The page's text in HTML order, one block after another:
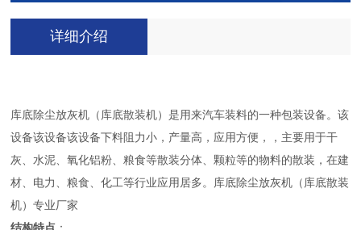
详细介绍
库底除尘放灰机（库底散装机）是用来汽车装料的一种包装设备。该
设备该设备该设备下料阻力小，产量高，应用方便，，主要用于干
灰、水泥、氧化铝粉、粮食等散装分体、颗粒等的物料的散装，在建
材、电力、粮食、化工等行业应用居多。库底除尘放灰机（库底散装
机）专业厂家